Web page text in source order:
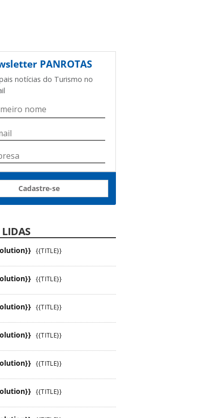
PANROTAS
notícias do Turismo no
Cadastre-se
{{TITLE}}
{{TITLE}}
{{TITLE}}
{{TITLE}}
{{TITLE}}
{{TITLE}}